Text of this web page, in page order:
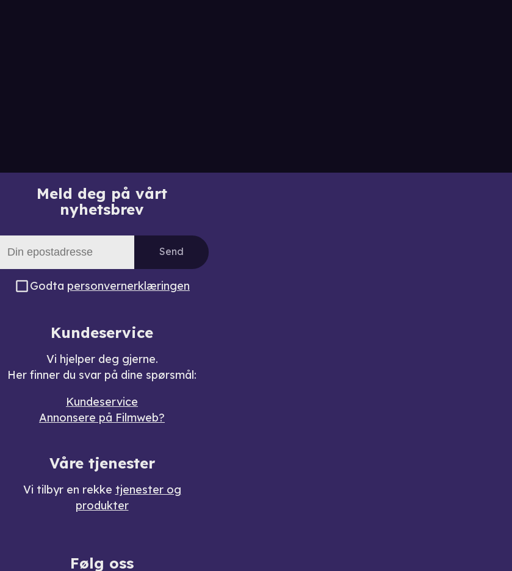
Meld deg på vårt
nyhetsbrev
Send
Godta personvernerklæringen
Kundeservice
Vi hjelper deg gjerne.
Her finner du svar på dine spørsmål:
Kundeservice
Annonsere på Filmweb?
Våre tjenester
Vi tilbyr en rekke tjenester og
produkter
Følg oss